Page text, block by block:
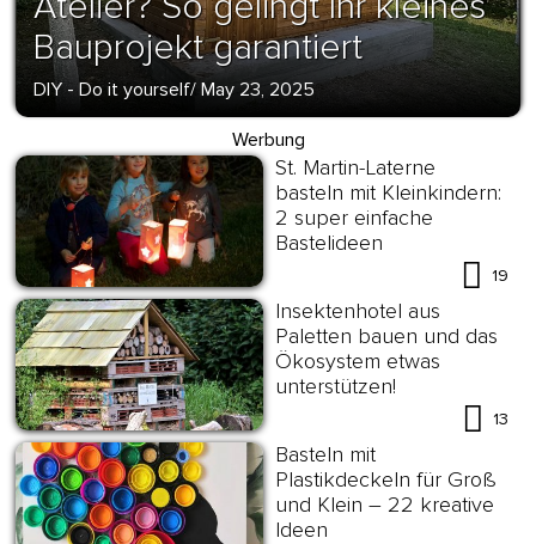
Bauprojekt garantiert
DIY - Do it yourself/ May 23, 2025
Werbung
St. Martin-Laterne
basteln mit Kleinkindern:
2 super einfache
Bastelideen
19
Insektenhotel aus
Paletten bauen und das
Ökosystem etwas
unterstützen!
13
Basteln mit
Plastikdeckeln für Groß
und Klein – 22 kreative
Ideen